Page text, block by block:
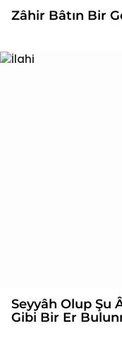
Zâhir Bâtın Bir
Seyyâh Olup Şu
Gibi Bir Er